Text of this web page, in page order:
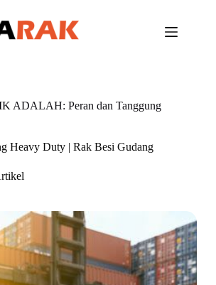
ADALAH: Peran dan Tanggung
Heavy Duty | Rak Besi Gudang